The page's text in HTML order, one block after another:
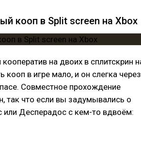
кооп в Split screen на Xbox
на двоих в сплитскрин
кооп в игре мало, и он слегка через
Совместное прохождение
так что если вы задумывались о
Десперадос с кем-то вдвоём: